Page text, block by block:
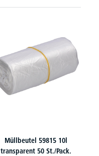
Müllbeutel 59815 10l
transparent 50 St./Pack.